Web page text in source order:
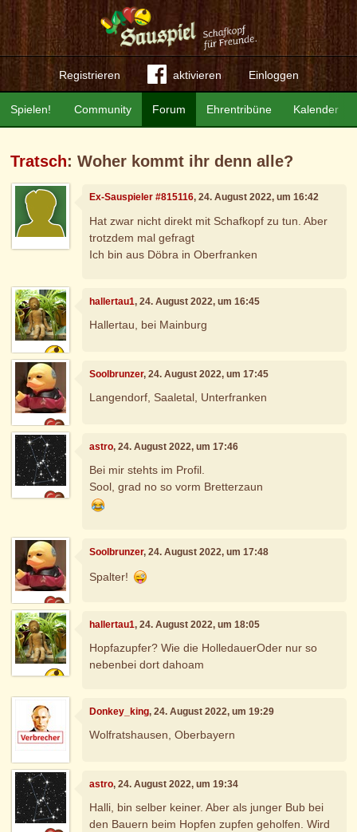
Registrieren aktivieren Einloggen
Community Forum Ehrentribüne Kalender
Spielen!
Tratsch: Woher kommt ihr denn alle?
Ex-Sauspieler #815116, 24. August 2022, um 16:42
Hat zwar nicht direkt mit Schafkopf zu tun. Aber
trotzdem mal gefragt
Ich bin aus Döbra in Oberfranken
hallertau1, 24. August 2022, um 16:45
Hallertau, bei Mainburg
Soolbrunzer, 24. August 2022, um 17:45
Langendorf, Saaletal, Unterfranken
astro, 24. August 2022, um 17:46
Bei mir stehts im Profil.
Sool, grad no so vorm Bretterzaun
Soolbrunzer, 24. August 2022, um 17:48
Spalter!
hallertau1, 24. August 2022, um 18:05
Hopfazupfer? Wie die HolledauerOder nur so
nebenbei dort dahoam
Donkey_king, 24. August 2022, um 19:29
Wolfratshausen, Oberbayern
astro, 24. August 2022, um 19:34
Halli, bin selber keiner. Aber als junger Bub bei
den Bauern beim Hopfen zupfen geholfen. Wird